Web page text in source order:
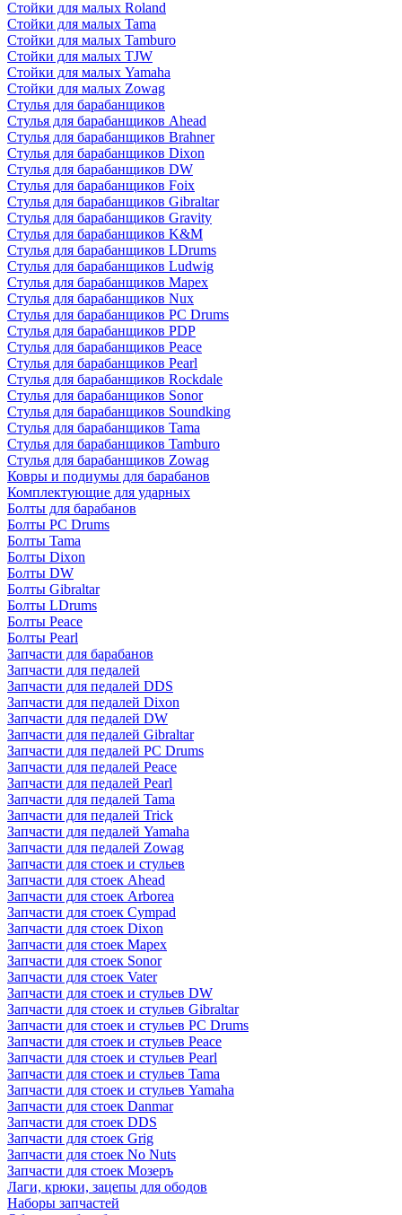
Стойки для малых Roland
Стойки для малых Tama
Стойки для малых Tamburo
Стойки для малых TJW
Стойки для малых Yamaha
Стойки для малых Zowag
Стулья для барабанщиков
Стулья для барабанщиков Ahead
Стулья для барабанщиков Brahner
Стулья для барабанщиков Dixon
Стулья для барабанщиков DW
Стулья для барабанщиков Foix
Стулья для барабанщиков Gibraltar
Стулья для барабанщиков Gravity
Стулья для барабанщиков K&M
Стулья для барабанщиков LDrums
Стулья для барабанщиков Ludwig
Стулья для барабанщиков Mapex
Стулья для барабанщиков Nux
Стулья для барабанщиков PC Drums
Стулья для барабанщиков PDP
Стулья для барабанщиков Peace
Стулья для барабанщиков Pearl
Стулья для барабанщиков Rockdale
Стулья для барабанщиков Sonor
Стулья для барабанщиков Soundking
Стулья для барабанщиков Tama
Стулья для барабанщиков Tamburo
Стулья для барабанщиков Zowag
Ковры и подиумы для барабанов
Комплектующие для ударных
Болты для барабанов
Болты PC Drums
Болты Tama
Болты Dixon
Болты DW
Болты Gibraltar
Болты LDrums
Болты Peace
Болты Pearl
Запчасти для барабанов
Запчасти для педалей
Запчасти для педалей DDS
Запчасти для педалей Dixon
Запчасти для педалей DW
Запчасти для педалей Gibraltar
Запчасти для педалей PC Drums
Запчасти для педалей Peace
Запчасти для педалей Pearl
Запчасти для педалей Tama
Запчасти для педалей Trick
Запчасти для педалей Yamaha
Запчасти для педалей Zowag
Запчасти для стоек и стульев
Запчасти для стоек Ahead
Запчасти для стоек Arborea
Запчасти для стоек Cympad
Запчасти для стоек Dixon
Запчасти для стоек Mapex
Запчасти для стоек Sonor
Запчасти для стоек Vater
Запчасти для стоек и стульев DW
Запчасти для стоек и стульев Gibraltar
Запчасти для стоек и стульев PC Drums
Запчасти для стоек и стульев Peace
Запчасти для стоек и стульев Pearl
Запчасти для стоек и стульев Tama
Запчасти для стоек и стульев Yamaha
Запчасти для стоек Danmar
Запчасти для стоек DDS
Запчасти для стоек Grig
Запчасти для стоек No Nuts
Запчасти для стоек Мозеръ
Лаги, крюки, зацепы для ободов
Наборы запчастей